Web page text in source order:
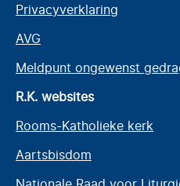
Privacyverklaring
AVG
Meldpunt ongewenst
R.K. websites
Rooms-Katholieke kerk
Aartsbisdom